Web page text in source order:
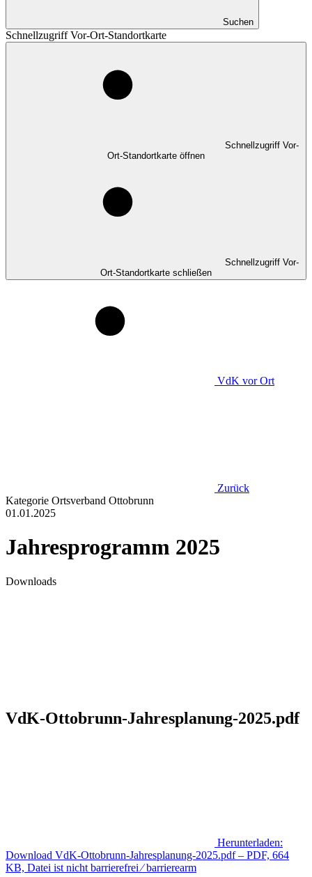
Suchen
Schnellzugriff Vor-Ort-Standortkarte
Schnellzugriff Vor-
Ort-Standortkarte öffnen
Schnellzugriff Vor-
Ort-Standortkarte schließen
VdK vor Ort
Zurück
Kategorie Ortsverband Ottobrunn
01.01.2025
Jahresprogramm 2025
Downloads
VdK-Ottobrunn-Jahresplanung-2025.pdf
Herunterladen:
Download VdK-Ottobrunn-Jahresplanung-2025.pdf – PDF, 664
KB, Datei ist nicht barrierefrei ⁄ barrierearm